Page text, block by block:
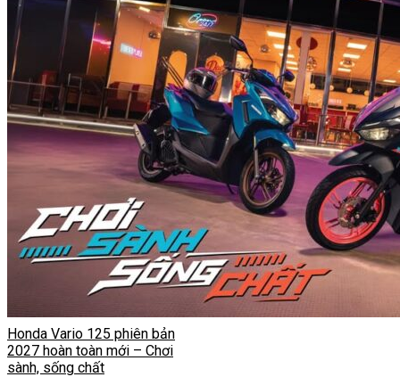
Honda Vario 125 phiên bản
2027 hoàn toàn mới – Chơi
sành, sống chất